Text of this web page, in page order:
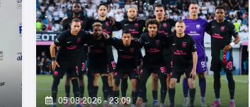
05.08.2026 - 23:09